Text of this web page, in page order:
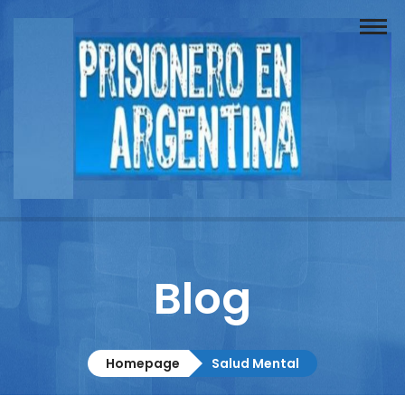
Buscador
Documentos
Columnistas
Contacto
Blog
Homepage Salud Mental